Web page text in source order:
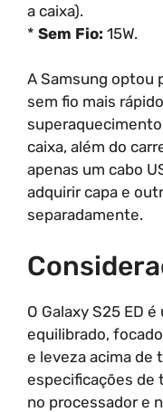
a caixa).
* Sem Fio: 15W.
A Samsung optou
sem fio mais
caixa, além do
apenas um cabo
adquirir capa e
separadamente.
O Galaxy S25 ED
equilibrado,
e leveza acima de
especificações de
no processador e